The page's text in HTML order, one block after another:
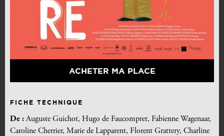
ACHETER MA PLACE
FICHE TECHNIQUE
De :Auguste Guichot, Hugo de Faucompret, Fabienne Wagenaar,
Caroline Cherrier, Marie de Lapparent, Florent Grattery, Charline